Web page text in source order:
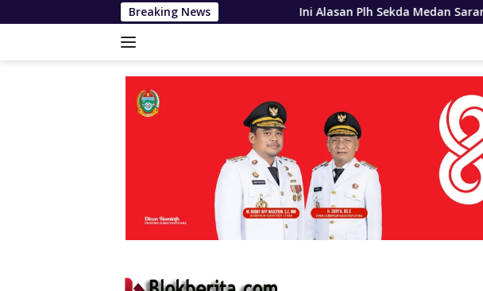
ke
Breaking News
Ini Alasan Plh Sekda Medan Sarankan Jhon Ester Lase